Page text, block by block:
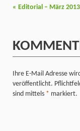
« Editorial – März 2013
Ihre E-Mail Adresse
veröffentlicht.
sind mittels * markiert.